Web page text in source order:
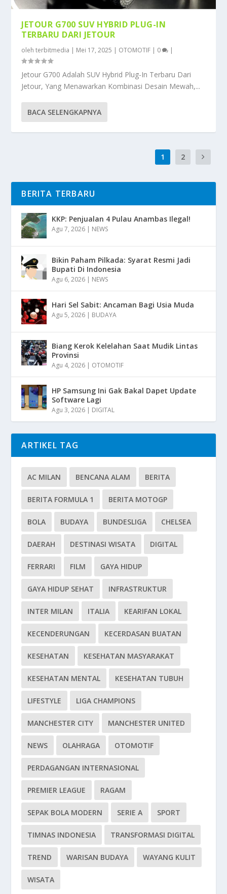
JETOUR G700 SUV HYBRID PLUG-IN
TERBARU DARI JETOUR
olehterbitmedia | Mei 17, 2025 | OTOMOTIF | 0 |
Jetour G700 Adalah SUV Hybrid Plug-In Terbaru Dari
Jetour, Yang Menawarkan Kombinasi Desain Mewah,...
BACA SELENGKAPNYA
1 2
BERITA TERBARU
KKP: Penjualan 4 Pulau Anambas Ilegal!
Agu 7, 2026 | NEWS
Bikin Paham Pilkada: Syarat Resmi Jadi
Bupati Di Indonesia
Agu 6, 2026 | NEWS
Hari Sel Sabit: Ancaman Bagi Usia Muda
Agu 5, 2026 | BUDAYA
Biang Kerok Kelelahan Saat Mudik Lintas
Provinsi
Agu 4, 2026 | OTOMOTIF
HP Samsung Ini Gak Bakal Dapet Update
Software Lagi
Agu 3, 2026 | DIGITAL
ARTIKEL TAG
AC MILAN BENCANA ALAM BERITA
BERITA FORMULA 1 BERITA MOTOGP
BOLA BUDAYA BUNDESLIGA CHELSEA
DAERAH DESTINASI WISATA DIGITAL
FERRARI FILM GAYA HIDUP
GAYA HIDUP SEHAT INFRASTRUKTUR
INTER MILAN ITALIA KEARIFAN LOKAL
KECENDERUNGAN KECERDASAN BUATAN
KESEHATAN KESEHATAN MASYARAKAT
KESEHATAN MENTAL KESEHATAN TUBUH
LIFESTYLE LIGA CHAMPIONS
MANCHESTER CITY MANCHESTER UNITED
NEWS OLAHRAGA OTOMOTIF
PERDAGANGAN INTERNASIONAL
PREMIER LEAGUE RAGAM
SEPAK BOLA MODERN SERIE A SPORT
TIMNAS INDONESIA TRANSFORMASI DIGITAL
TREND WARISAN BUDAYA WAYANG KULIT
WISATA